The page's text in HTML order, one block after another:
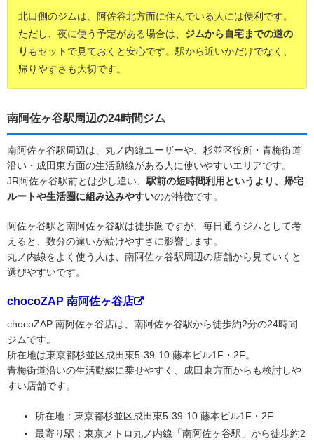
北口側のジムは、阿佐谷北方面に住んでいる人には便利です。
ただし、夜に使う予定がある場合は、 ジムから自宅までの道の
り もセットで見ておくと安心です。駅から近いかだけでなく、
帰りやすさも大切です。
南阿佐ヶ谷駅周辺の24時間ジム
南阿佐ヶ谷駅周辺は、丸ノ内線ユーザーや、杉並区役所・青梅街道
沿い・成田東方面の生活動線がある人に使いやすいエリアです。
JR阿佐ヶ谷駅前とは少し違い、駅前の短時間利用というより、帰宅
ルートや生活圏に組み込みやすいのが特徴です。
阿佐ヶ谷駅と南阿佐ヶ谷駅は徒歩圏ですが、毎日通うジムとして考
えると、数分の違いが続けやすさに影響します。
丸ノ内線をよく使う人は、南阿佐ヶ谷駅周辺の店舗から見ていくと
選びやすいです。
chocoZAP 南阿佐ヶ谷店
chocoZAP 南阿佐ヶ谷店は、南阿佐ヶ谷駅から徒歩約2分の24時間
ジムです。
所在地は東京都杉並区成田東5-39-10 藤本ビル1F・2F。
青梅街道沿いの生活動線に乗せやすく、成田東方面からも検討しや
すい店舗です。
所在地：東京都杉並区成田東5-39-10 藤本ビル1F・2F
最寄り駅：東京メトロ丸ノ内線「南阿佐ヶ谷駅」から徒歩約2